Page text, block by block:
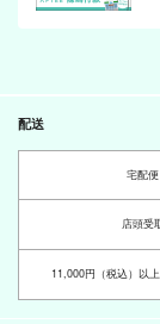
配送
宅配便
店頭受
11,000円（税込）以